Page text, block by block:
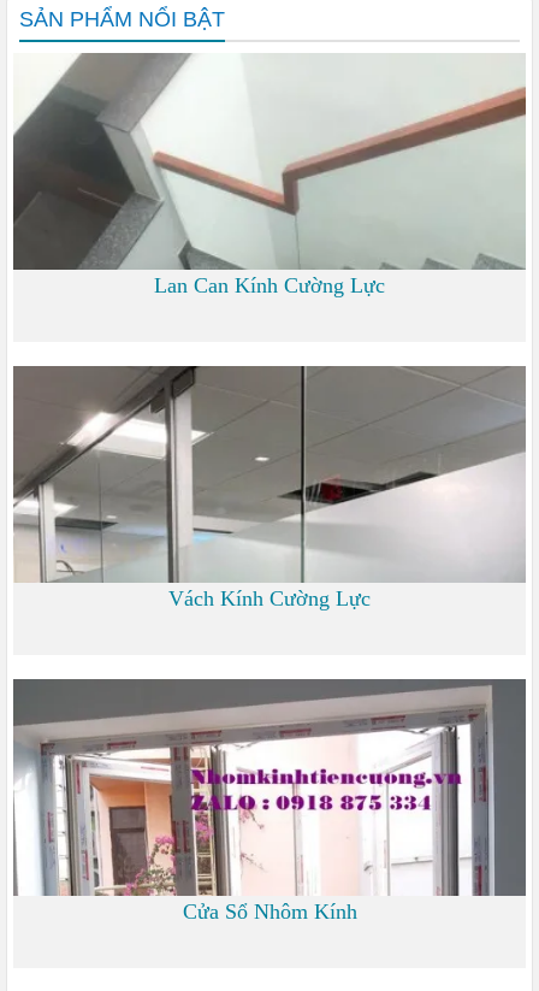
SẢN PHẨM NỔI BẬT
Lan Can Kính Cường Lực
Vách Kính Cường Lực
Cửa Sổ Nhôm Kính